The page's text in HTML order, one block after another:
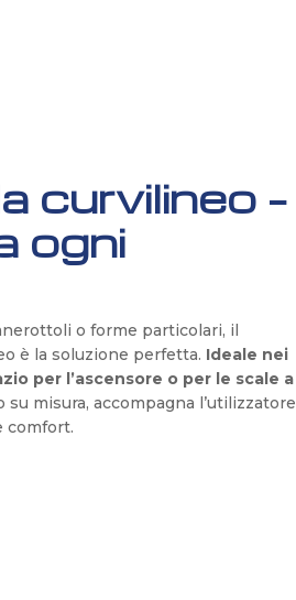
curvilineo –
ogni
o forme particolari, il
è la soluzione perfetta. Ideale nei
per l’ascensore o per le scale a
su misura, accompagna l’utilizzatore
comfort.